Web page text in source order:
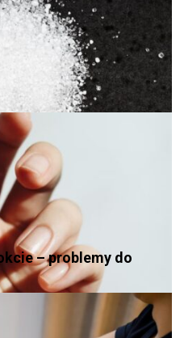
– problemy do